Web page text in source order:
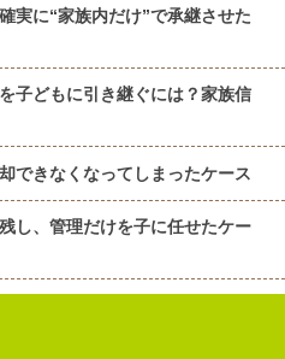
実に“家族内だけ”で承継させた
子どもに引き継ぐには？家族信
できなくなってしまったケース
し、管理だけを子に任せたケー